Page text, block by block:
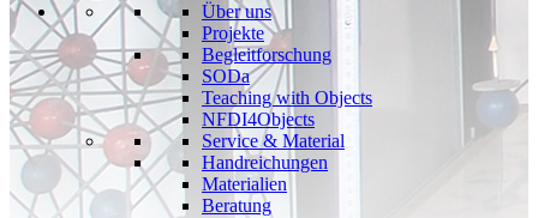
Über uns
Projekte
Begleitforschung
SODa
Teaching with Objects
NFDI4Objects
Service & Material
Handreichungen
Materialien
Beratung